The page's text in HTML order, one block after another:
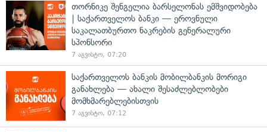
თორნიკე შენგელია ბარსელონას ემშვიდობება
| საქართველოს ბანკი — ეროვნული
საკალათბურთო ნაკრების გენერალური
სპონსორი
7 აგვისტო, 07:20
საქართველოს ბანკის მობილბანკის მორიგი
განახლება — ახალი შესაძლებლობები
მომხმარებლებისთვის
7 აგვისტო, 07:12